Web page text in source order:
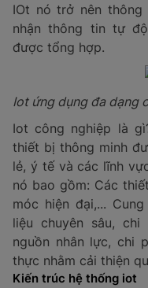
IOt nó trở nên thông
nhận thông tin tự
được tổng hợp.
Iot ứng dụng đa dạng
Iot công nghiệp là
thiết bị thông minh
lẻ, ý tế và các lĩnh
nó bao gồm: Các
móc hiện đại,...
liệu chuyên sâu,
nguồn nhân lực, chi
thực nhằm cải thiện
Kiến trúc hệ thống iot